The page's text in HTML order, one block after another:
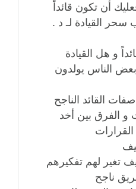
أن تكون قائداً
سحر القيادة لـ د .
و هل القيادة
الناس يولدون
القائد الناجح
و الفرق بين أخد
تغير لهم تفكيرهم
ناجح